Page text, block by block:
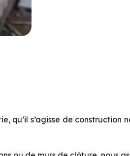
qu’il s’agisse de